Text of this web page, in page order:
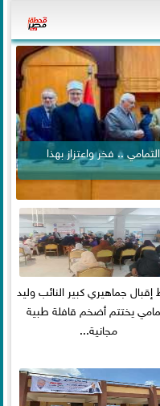
.. فخر واعتزاز بهذا
جماهيري كبير النائب وليد
يختتم أضخم قافلة طبية
مجانية...